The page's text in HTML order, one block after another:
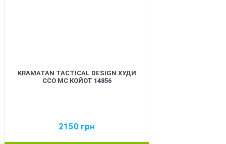
KRAMATAN TACTICAL DESIGN ХУДИ
ССО МС КОЙОТ 14856
2150 грн